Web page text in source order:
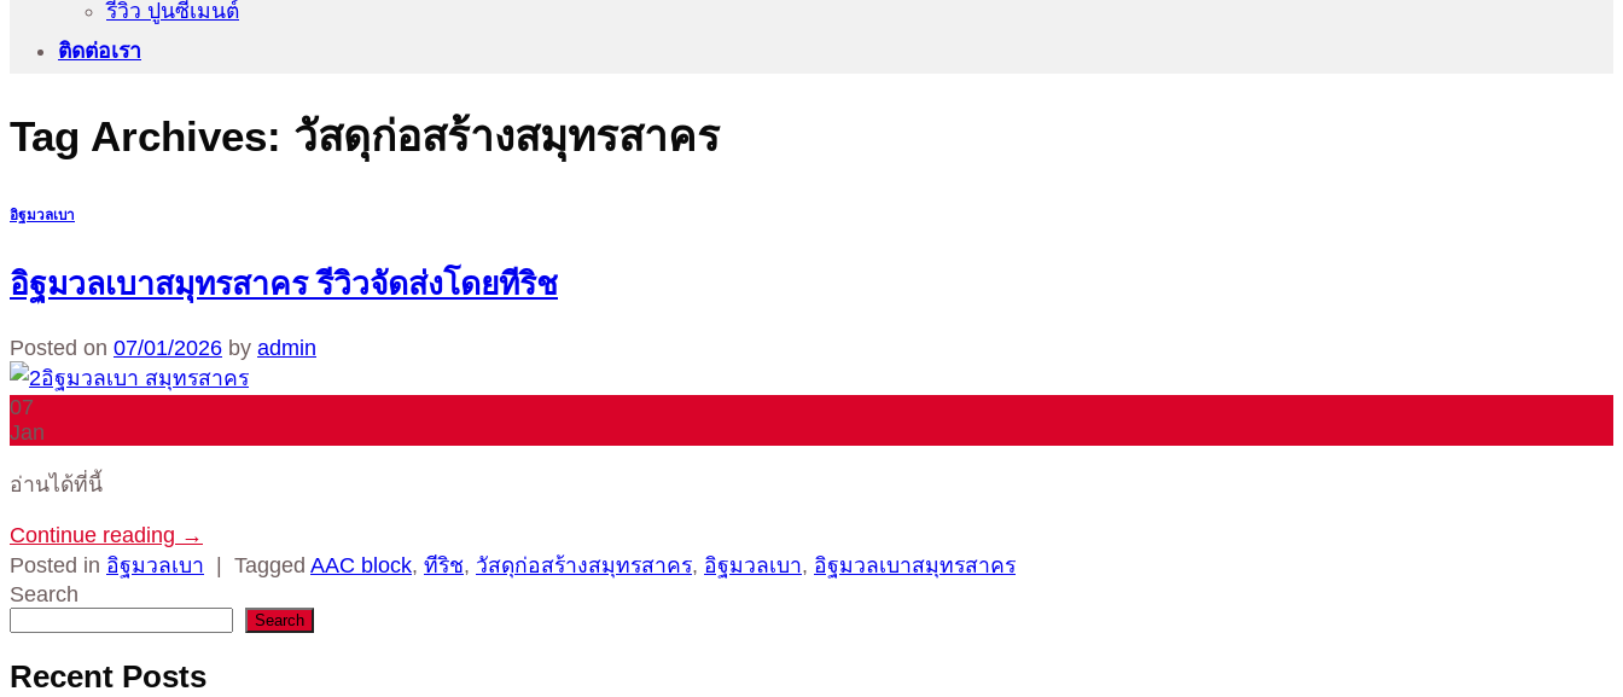
รีวิว ปูนซีเมนต์
ติดต่อเรา
Tag Archives: วัสดุก่อสร้างสมุทรสาคร
อิฐมวลเบา
อิฐมวลเบาสมุทรสาคร รีวิวจัดส่งโดยทีริช
Posted on 07/01/2026 by admin
07
Jan
อ่านได้ที่นี้
Continue reading →
Posted in อิฐมวลเบา | Tagged AAC block, ทีริช, วัสดุก่อสร้างสมุทรสาคร, อิฐมวลเบา, อิฐมวลเบาสมุทรสาคร
Search
Search
Recent Posts